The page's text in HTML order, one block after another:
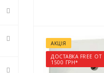
АКЦІЯ
ДОСТАВКА FREE ОТ
1500 ГРН*